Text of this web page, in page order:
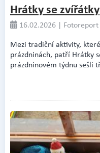
Hrátky se zvířátky
16.02.2026 | Fotoreport
Mezi tradiční aktivity,
prázdninách, patří Hrátky
prázdninovém týdnu sešli